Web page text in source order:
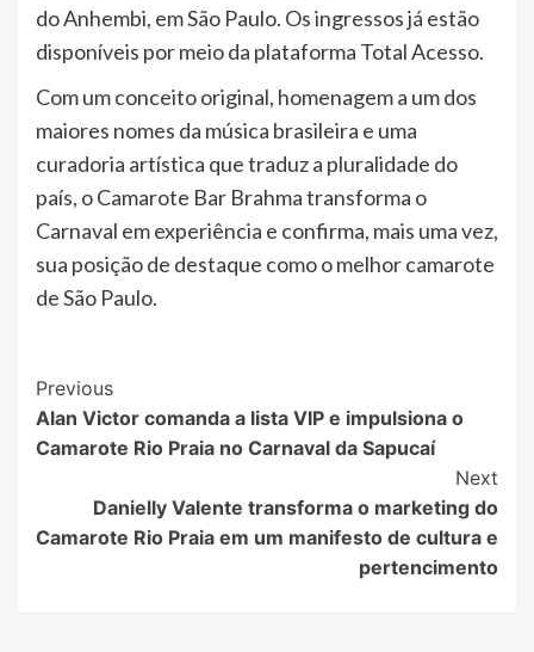
do Anhembi, em São Paulo. Os ingressos já estão
disponíveis por meio da plataforma Total Acesso.
Com um conceito original, homenagem a um dos
maiores nomes da música brasileira e uma
curadoria artística que traduz a pluralidade do
país, o Camarote Bar Brahma transforma o
Carnaval em experiência e confirma, mais uma vez,
sua posição de destaque como o melhor camarote
de São Paulo.
Post
Navigation
Previous
Alan Victor comanda a lista VIP e impulsiona o
Camarote Rio Praia no Carnaval da Sapucaí
Next
Danielly Valente transforma o marketing do
Camarote Rio Praia em um manifesto de cultura e
pertencimento